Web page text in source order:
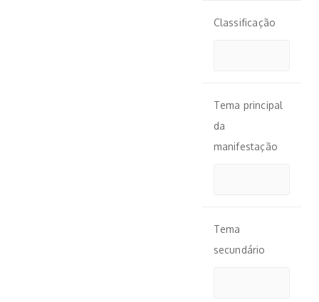
Classificação
Tema principal
da
manifestação
Tema
secundário